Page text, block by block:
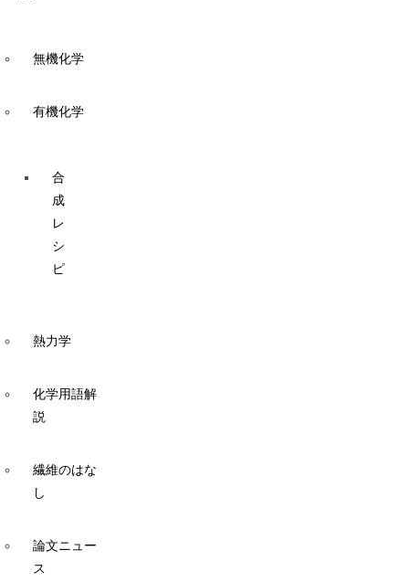
無機化学
有機化学
合
成
レ
シ
ピ
熱力学
化学用語解
説
繊維のはな
し
論文ニュー
ス